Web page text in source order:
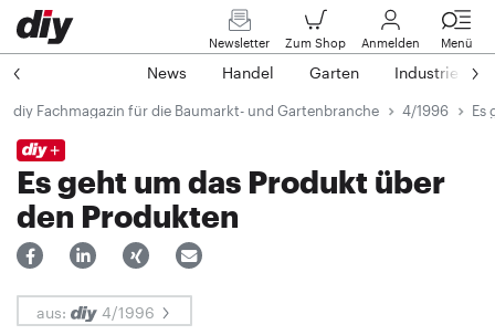
Newsletter Zum Shop Anmelden Menü
News Handel Garten Industrie
diy Fachmagazin für die Baumarkt- und Gartenbranche 4/1996 Es
Es geht um das Produkt über
den Produkten
aus: 4/1996